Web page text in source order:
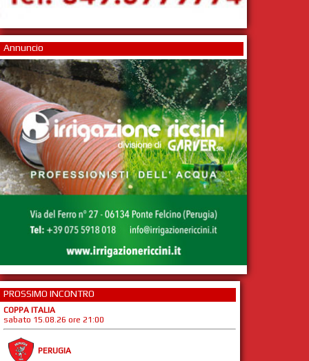
Annuncio
PROSSIMO INCONTRO
COPPA ITALIA
sabato 15.08.26 ore 21:00
PERUGIA